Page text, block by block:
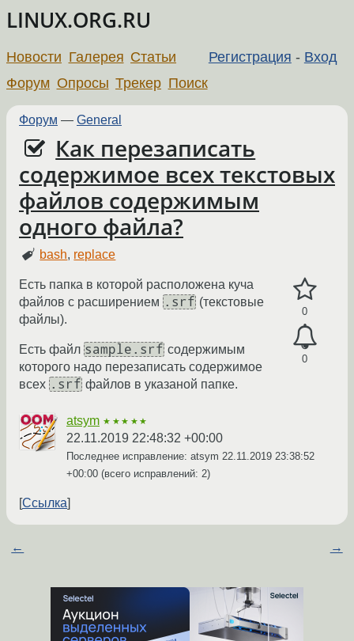
LINUX.ORG.RU
Регистрация - Вход
Новости Галерея Статьи
Форум Опросы Трекер Поиск
Форум — General
Как перезаписать
содержимое всех текстовых
файлов содержимым
одного файла?
bash, replace
0
0
Есть папка в которой расположена куча
файлов с расширением .srf (текстовые
файлы).
Есть файл sample.srf содержимым
которого надо перезаписать содержимое
всех .srf файлов в указаной папке.
atsym ★★★★★
22.11.2019 22:48:32 +00:00
Последнее исправление: atsym 22.11.2019 23:38:52
+00:00 (всего исправлений: 2)
Ссылка
← →